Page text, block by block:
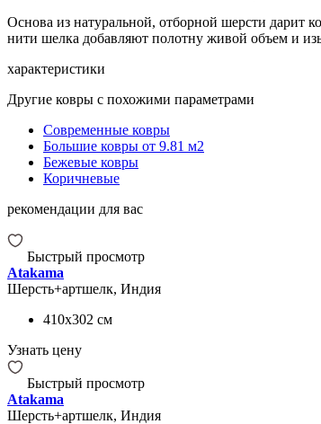
Основа из натуральной, отборной шерсти дарит
нити шелка добавляют полотну живой объем и
характеристики
Другие ковры с похожими параметрами
Современные ковры
Большие ковры от 9.81 м2
Бежевые ковры
Коричневые
рекомендации для вас
Быстрый просмотр
Atakama
Шерсть+артшелк, Индия
410x302 см
Узнать цену
Быстрый просмотр
Atakama
Шерсть+артшелк, Индия